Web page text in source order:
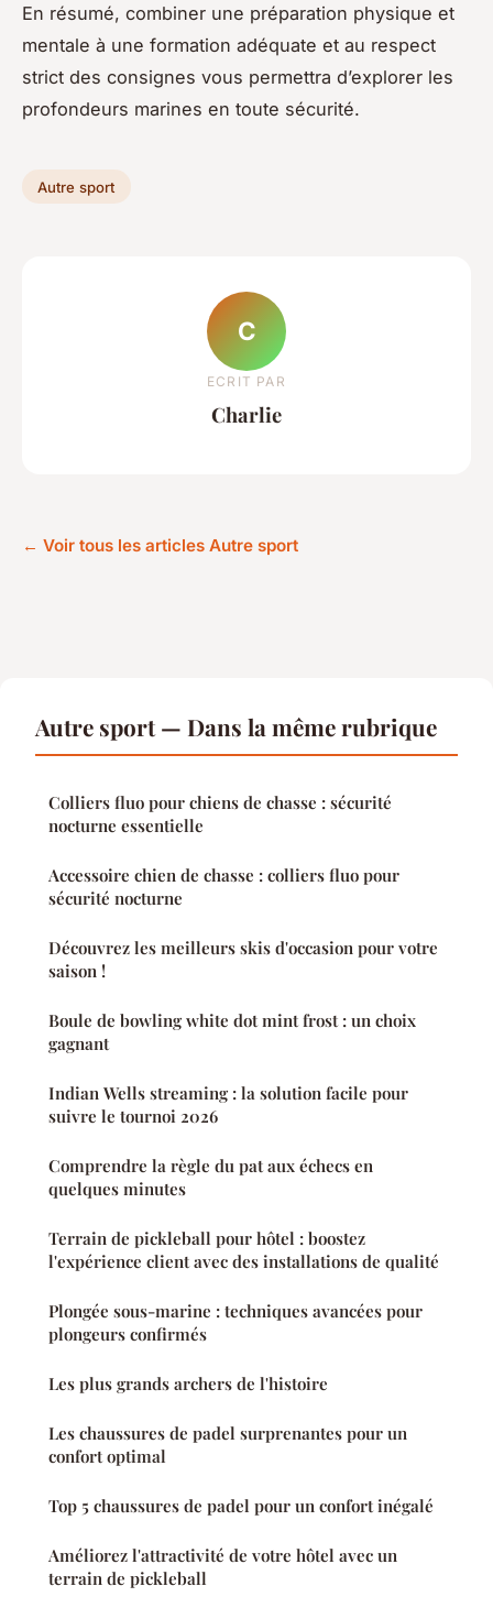
En résumé, combiner une préparation physique et
mentale à une formation adéquate et au respect
strict des consignes vous permettra d’explorer les
profondeurs marines en toute sécurité.
Autre sport
C
ECRIT PAR
Charlie
← Voir tous les articles Autre sport
Autre sport — Dans la même rubrique
Colliers fluo pour chiens de chasse : sécurité
nocturne essentielle
Accessoire chien de chasse : colliers fluo pour
sécurité nocturne
Découvrez les meilleurs skis d'occasion pour votre
saison !
Boule de bowling white dot mint frost : un choix
gagnant
Indian Wells streaming : la solution facile pour
suivre le tournoi 2026
Comprendre la règle du pat aux échecs en
quelques minutes
Terrain de pickleball pour hôtel : boostez
l'expérience client avec des installations de qualité
Plongée sous-marine : techniques avancées pour
plongeurs confirmés
Les plus grands archers de l'histoire
Les chaussures de padel surprenantes pour un
confort optimal
Top 5 chaussures de padel pour un confort inégalé
Améliorez l'attractivité de votre hôtel avec un
terrain de pickleball